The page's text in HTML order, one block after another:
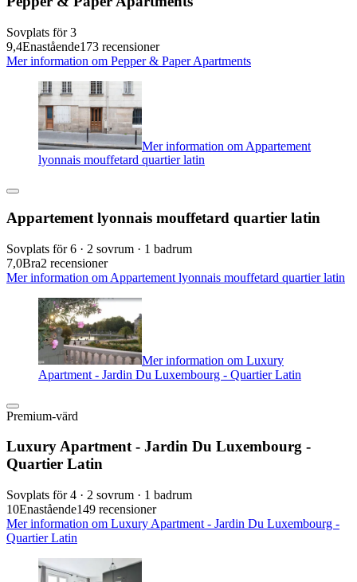
Sovplats för 3
9,4Enastående173 recensioner
Mer information om Pepper & Paper Apartments
Mer information om Appartement
lyonnais mouffetard quartier latin
Appartement lyonnais mouffetard quartier latin
Sovplats för 6 · 2 sovrum · 1 badrum
7,0Bra2 recensioner
Mer information om Appartement lyonnais mouffetard quartier latin
Mer information om Luxury
Apartment - Jardin Du Luxembourg - Quartier Latin
Premium-värd
Luxury Apartment - Jardin Du Luxembourg -
Quartier Latin
Sovplats för 4 · 2 sovrum · 1 badrum
10Enastående149 recensioner
Mer information om Luxury Apartment - Jardin Du Luxembourg -
Quartier Latin